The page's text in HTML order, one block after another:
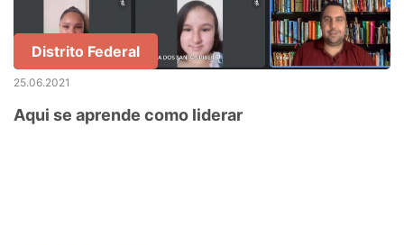
Distrito Federal
25.06.2021
Aqui se aprende como liderar